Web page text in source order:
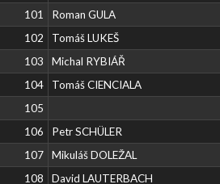
101
Roman GULA
102
Tomáš LUKEŠ
103
Michal RYBIÁŘ
104
Tomáš CIENCIALA
105
106
Petr SCHÜLER
107
Mikuláš DOLEŽAL
108
David LAUTERBACH